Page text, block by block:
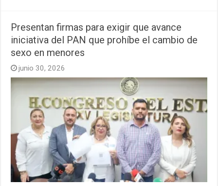
Presentan firmas para exigir que avance
iniciativa del PAN que prohíbe el cambio de
sexo en menores
junio 30, 2026